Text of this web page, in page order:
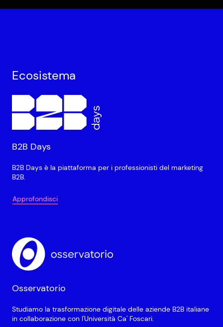
Ecosistema
B2B Days
B2B Days è la piattaforma per i professionisti del marketing
B2B.
Approfondisci
Osservatorio
Studiamo la trasformazione digitale delle aziende B2B italiane
in collaborazione con l'Università Ca' Foscari.